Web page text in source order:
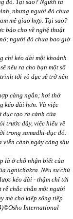
đó. Tại sao? Người ta
nhưng người đó chưa
mê giao hợp. Tại sao?
bảo cho về nghệ thuật
người đó chưa bao giờ
chỉ kéo dài một khoảnh
nêu ra cho bạn một số
tới vô dục sẽ trở nên
càng ngắn; hơi thở
kéo dài hơn. Và việc
dục tạo ra cánh cửa
trước đây, việc hiểu về
trong samadhi-dục đó.
viễn cảnh ngày càng sâu
là ở chỗ nhận biết của
agnichakra. Nếu sự chú
kéo dài - thậm chí tới
rễ chắc chắn một người
mà cho kiếp sống tiếp
International